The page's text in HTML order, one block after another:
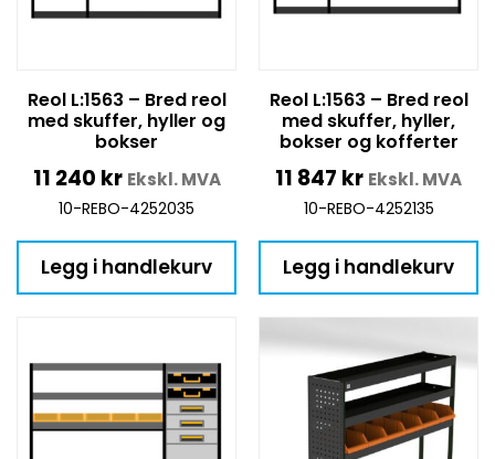
Reol L:1563 – Bred reol
med skuffer, hyller og
bokser
11 240 kr Ekskl. MVA
10-REBO-4252035
Legg i handlekurv
Reol L:1563 – Bred reol
med skuffer, hyller,
bokser og kofferter
11 847 kr Ekskl. MVA
10-REBO-4252135
Legg i handlekurv